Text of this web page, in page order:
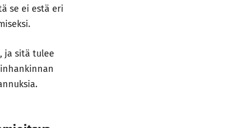
se ei estä eri
ja sitä tulee